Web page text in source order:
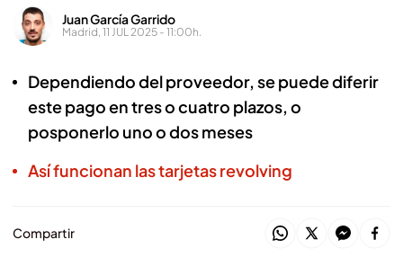
Juan García Garrido
Madrid, 11 JUL 2025 - 11:00h.
Dependiendo del proveedor, se puede diferir
este pago en tres o cuatro plazos, o
posponerlo uno o dos meses
Así funcionan las tarjetas revolving
Compartir